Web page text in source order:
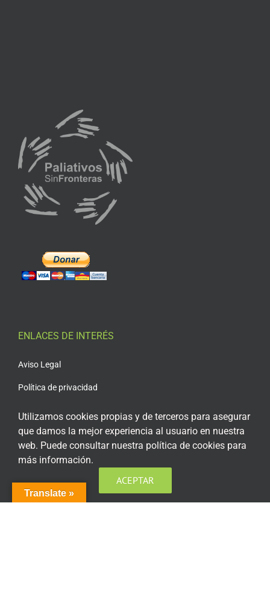
ENLACES DE INTERÉS
Aviso Legal
Política de privacidad
Política de cookies
Condiciones generales de contratación
Acceso plataforma de teleformación
Translate »
Utilizamos cookies propias y de terceros para asegurar
que damos la mejor experiencia al usuario en nuestra
web. Puede consultar nuestra política de cookies para
más información.
ACEPTAR